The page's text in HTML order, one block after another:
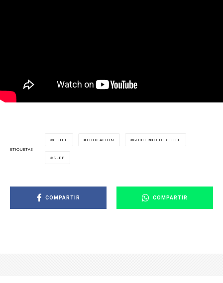
ETIQUETAS
CHILE EDUCACIÓN GOBIERNO DE CHILE
SLEP
COMPARTIR COMPARTIR